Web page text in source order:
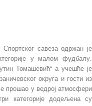
савеза одржан је
у малом фудбалу.
Томашевић“ а учешће је
округа и гости из
прошао у ведрој атмосфери
категорије додељена су